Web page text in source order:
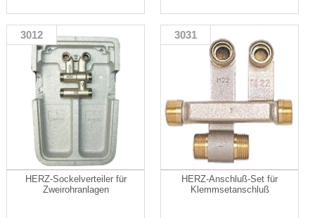
3012
HERZ-Sockelverteiler für
Zweirohranlagen
3031
HERZ-Anschluß-Set für
Klemmsetanschluß